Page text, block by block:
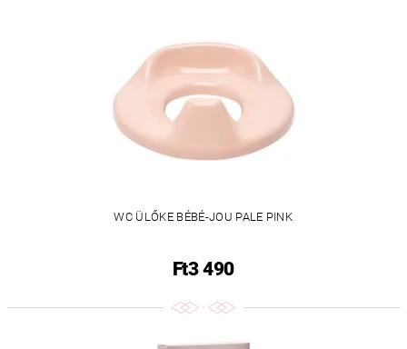
WC ÜLŐKE BÉBÉ-JOU PALE PINK
Ft3 490